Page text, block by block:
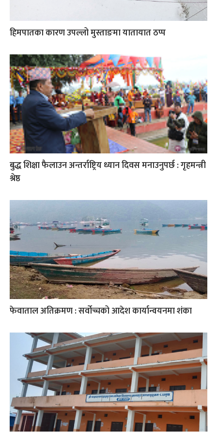
हिमपातका कारण उपल्लो मुस्ताङमा यातायात ठप्प
बुद्ध शिक्षा फैलाउन अन्तर्राष्ट्रिय ध्यान दिवस मनाउनुपर्छ : गृहमन्त्री
श्रेष्ठ
फेवाताल अतिक्रमण : सर्वोच्चको आदेश कार्यान्वयनमा शंका